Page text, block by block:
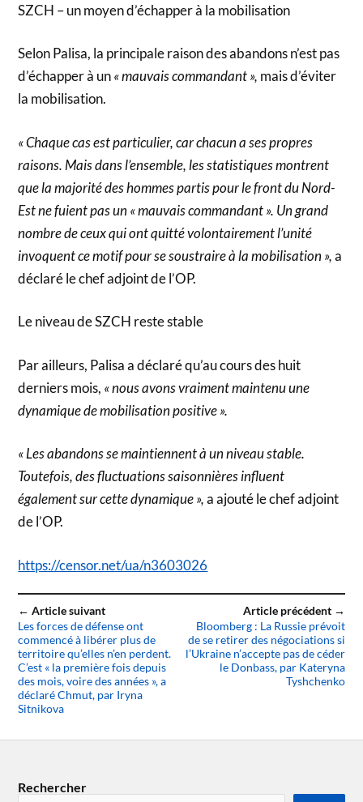
SZCH – un moyen d’échapper à la mobilisation
Selon Palisa, la principale raison des abandons n’est pas
d’échapper à un« mauvais commandant », mais d’éviter
la mobilisation.
« Chaque cas est particulier, car chacun a ses propres
raisons. Mais dans l’ensemble, les statistiques montrent
que la majorité des hommes partis pour le front du Nord-
Est ne fuient pas un « mauvais commandant ». Un grand
nombre de ceux qui ont quitté volontairement l’unité
invoquent ce motif pour se soustraire à la mobilisation »,a
déclaré le chef adjoint de l’OP.
Le niveau de SZCH reste stable
Par ailleurs, Palisa a déclaré qu’au cours des huit
derniers mois, « nous avons vraiment maintenu une
dynamique de mobilisation positive ».
« Les abandons se maintiennent à un niveau stable.
Toutefois, des fluctuations saisonnières influent
également sur cette dynamique »,a ajouté le chef adjoint
de l’OP.
https://censor.net/ua/n3603026
← Article suivant
Les forces de défense ont
commencé à libérer plus de
territoire qu’elles n’en perdent.
C’est « la première fois depuis
des mois, voire des années », a
déclaré Chmut, par Iryna
Sitnikova
Article précédent →
Bloomberg : La Russie prévoit
de se retirer des négociations si
l’Ukraine n’accepte pas de céder
le Donbass, par Kateryna
Tyshchenko
Rechercher